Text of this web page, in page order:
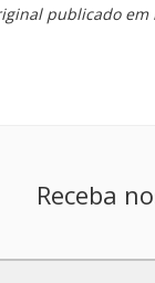
publicado em
Receba